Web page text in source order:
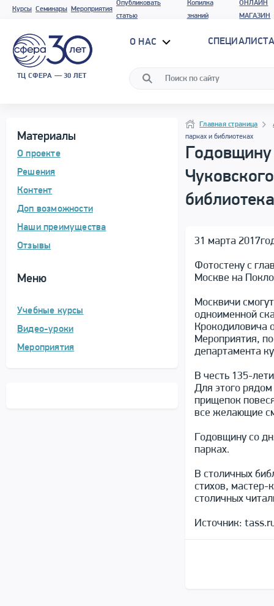
Курсы Семинары Мероприятия
Опубликовать
статью
Копилка
знаний
ОНЛАЙН
МАГАЗИН
ТЦ СФЕРА — 30 ЛЕТ
О НАС
Материалы
О проекте
Решения
Контент
Доп возможности
Наши преимущества
Отзывы
Меню
Учебные курсы
Видео-уроки
Мероприятия
Программа материала
Навигация
НавигацияГлавная страница
парках и библиотеках
Годовщину
31 марта
Фотостену с
Москве на
Москвичи
одноименной
Крокодиловича
Мероприятия,
департамента
В честь 135-
Для этого
прищепок
все желающие
Годовщину со
парках.
В столичных
стихов, мастер-
столичных
Источник: